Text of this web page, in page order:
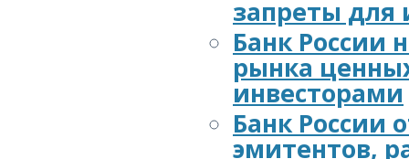
запреты для
Банк России
рынка
инвесторами
Банк России
эмитентов,